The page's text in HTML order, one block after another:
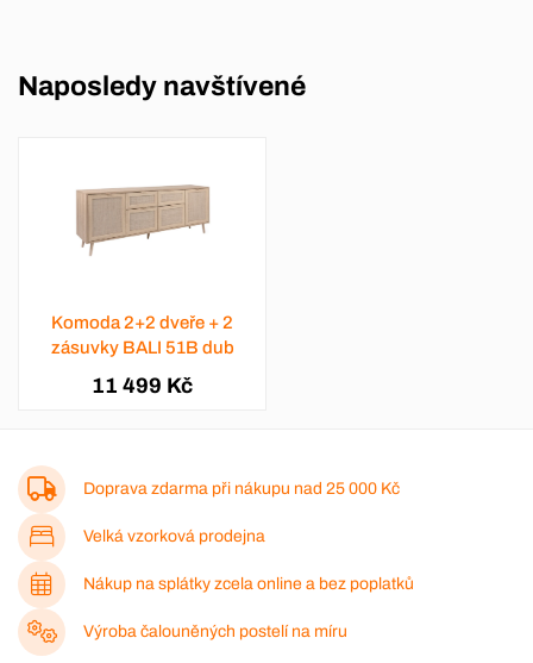
Naposledy navštívené
Komoda 2+2 dveře + 2
zásuvky BALI 51B dub
11 499 Kč
Doprava zdarma při nákupu nad 25 000 Kč
Velká vzorková prodejna
Nákup na splátky zcela online a bez poplatků
Výroba čalouněných postelí na míru